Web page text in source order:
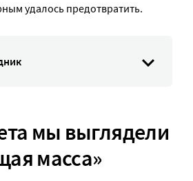
удалось предотвратить.
мы выглядели
масса»